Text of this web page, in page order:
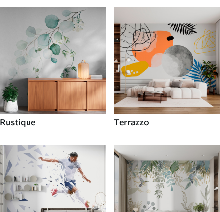
Rustique Terrazzo